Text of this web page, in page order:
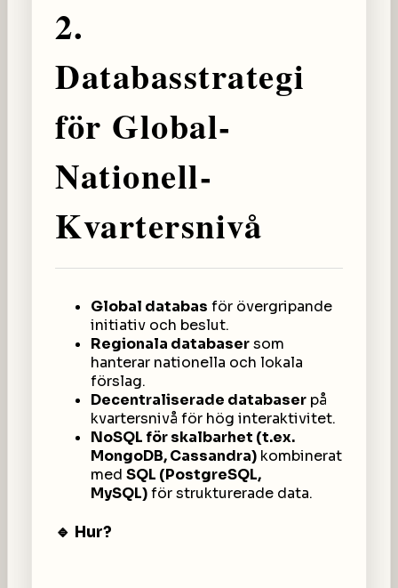
2.
Databasstrategi
för Global-
Nationell-
Kvartersnivå
Global databas för övergripande
initiativ och beslut.
Regionala databasersom
hanterar nationella och lokala
förslag.
Decentraliserade databaser på
kvartersnivå för hög interaktivitet.
NoSQL för skalbarhet (t.ex.
MongoDB, Cassandra) kombinerat
med SQL (PostgreSQL,
MySQL)för strukturerade data.
🔹 Hur?